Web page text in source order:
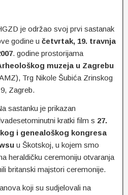
je održao svoj prvi sastanak
godine u četvrtak, 19. travnja
. godine prostorijama
muzeja u Zagrebu
Trg Nikole Šubića Zrinskog
Zagreb.
sastanku je prikazan
kratki film s 27.
i genealoškog kongresa
u Škotskoj, u kojem smo
heraldičku ceremoniju otvaranja
britanski majstori ceremonije.
koji su sudjelovali na